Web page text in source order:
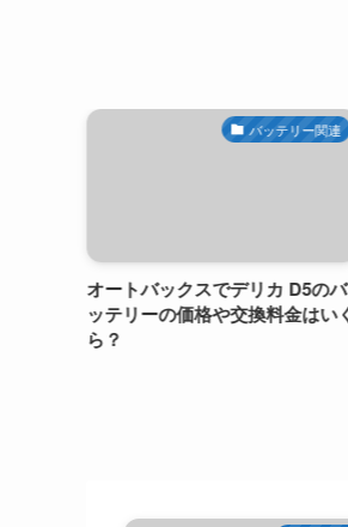
バッテリー関連
オートバックスでデリカ D5のバ
ッテリーの価格や交換料金はいく
ら？